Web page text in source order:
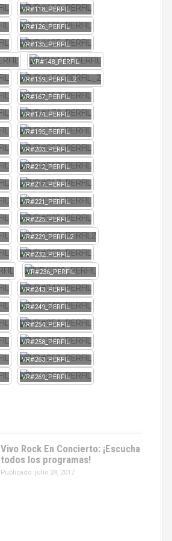
VR#118_PERFIL
VR#126_PERFIL
VR#135_PERFIL
VR#148_PERFIL
VR#159_PERFIL_2
VR#167_PERFIL
VR#174_PERFIL
VR#195_PERFIL
VR#203_PERFIL
VR#212_PERFIL
VR#217_PERFIL
VR#221_PERFIL
VR#225_PERFIL
VR#229_PERFIL2
VR#232_PERFIL
VR#236_PERFIL
VR#243_PERFIL
VR#249_PERFIL
VR#254_PERFIL
VR#258_PERFIL
VR#263_PERFIL
VR#269_PERFIL
Vivo Rock En Concierto: ¡Escucha
todos los programas!
Publicado: julio 24, 2017